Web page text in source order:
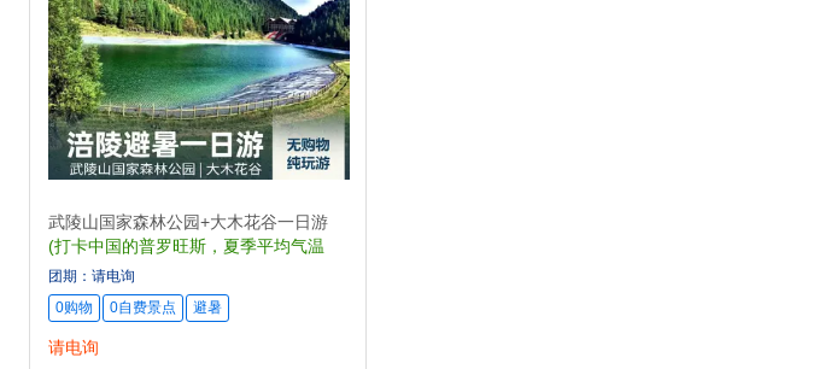
武陵山国家森林公园+大木花谷一日游
(打卡中国的普罗旺斯，夏季平均气温
20℃左右之避暑胜地)
团期：请电询
0购物
0自费景点 避暑
请电询